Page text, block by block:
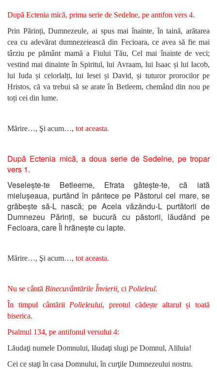
După Ectenia mică, prima serie de Sedelne, pe antifon vers 4.
Prin Părinți, Dumnezeule, ai spus mai înainte, în taină, arătarea
cea cu adevărat dumnezeiească din Fecioara, ce avea să fie mai
târziu pe pământ mamă a Fiului Tău, Cel mai înainte de veci;
vestind mai dinainte în Spiritul, lui Avraam, lui Isaac și lui Iacob,
lui Iuda și celorlalți, lui Iesei și David, și tuturor prorocilor pe
Hristos, că va trebui să se arate în Betleem, chemând din nou pe
toți cei din lume.
Mărire…, Şi acum…, tot aceasta.
După Ectenia mică, a doua serie de Sedelne, pe tropar
vers 1.
Veselește-te Betleeme, Efrata gătește-te, că iată
mielușeaua, purtând în pântece pe Păstorul cel mare, se
grăbește să-L nască; pe Acela văzându-L purtătorii de
Dumnezeu Părinți, se bucură cu păstorii, lăudând pe
Fecioara, care Îl hrănește cu lapte.
Mărire…, Şi acum…, tot aceasta.
Nu se cântă Binecuvântările Învierii, ci Polieleul.
În timpul cântării Polieleului, preotul cădește altarul și toată
biserica.
Psalmul 134, pe antifonul versului 4:
Lăudaţi numele Domnului, lăudaţi slugi pe Domnul, Aliluia!
Cei ce staţi în casa Domnului, în curţile Dumnezeului nostru.